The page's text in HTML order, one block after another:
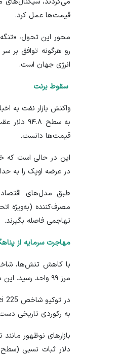
قیمت‌ها عمل کرد.
محور این تحول،
رو هرگونه توافق بر
انرژی جهان است.
سقوط برنت
به سطح ۹۴.۸ دلار عقب‌نشینی کرد. سقوطی که
قیمت‌ها دانست.
این در حالی است که
در عرضه اوپک را به
طبق مدل‌های
مصرف‌کننده (به‌ویژه
تهاجمی فاصله بگیرند.
مهاجرت سرمایه از
مرز ۹۹ واحد رسید. این در حالی است که اشتهای ریسک‌پذیری در بورس‌ها جان دوباره‌ای گرفت.
به رکوردی تاریخی
بازارهای نوظهور
دلار ثبات نسبی (سطح ۴۵.۷۲) نشان داد.